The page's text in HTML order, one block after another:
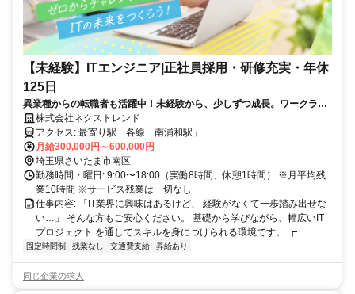
【未経験】ITエンジニア|正社員採用・研修充実・年休
125日
異業種からの転職者も活躍中！未経験から、少しずつ成長。ワークライ
フバランスも大切にできる環境です。
株式会社ネクストレンド
アクセス: 最寄り駅 各線「南浦和駅」
月給300,000円～600,000円
埼玉県さいたま市南区
勤務時間・曜日: 9:00〜18:00（実働8時間、休憩1時間） ※月平均残
業10時間 ※サービス残業は一切なし
仕事内容: 「IT業界に興味はあるけど、 経験がなくて一歩踏み出せな
い…」 そんな方もご安心ください。 基礎から学びながら、幅広いIT
プロジェクト を通してスキルを身につけられる環境です。 ┏ ...
固定時間制 残業なし 交通費支給 昇給あり
同じ企業の求人